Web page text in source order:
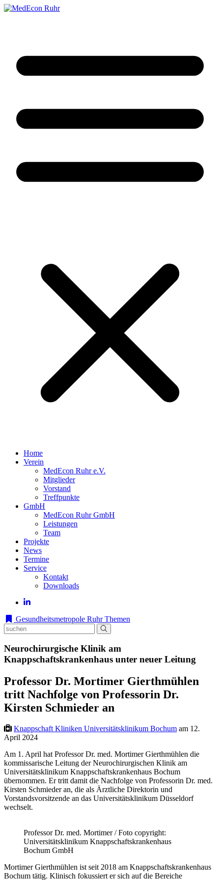
Home
Verein
MedEcon Ruhr e.V.
Mitglieder
Vorstand
Treffpunkte
GmbH
MedEcon Ruhr GmbH
Leistungen
Team
Projekte
News
Termine
Service
Kontakt
Downloads
Gesundheitsmetropole Ruhr Themen
Neurochirurgische Klinik am
Knappschaftskrankenhaus unter neuer Leitung
Professor Dr. Mortimer Gierthmühlen
tritt Nachfolge von Professorin Dr.
Kirsten Schmieder an
Knappschaft Kliniken Universitätsklinikum Bochum am 12.
April 2024
Am 1. April hat Professor Dr. med. Mortimer Gierthmühlen die
kommissarische Leitung der Neurochirurgischen Klinik am
Universitätsklinikum Knappschaftskrankenhaus Bochum
übernommen. Er tritt damit die Nachfolge von Professorin Dr. med.
Kirsten Schmieder an, die als Ärztliche Direktorin und
Vorstandsvorsitzende an das Universitätsklinikum Düsseldorf
wechselt.
Professor Dr. med. Mortimer / Foto copyright:
Universitätsklinikum Knappschaftskrankenhaus
Bochum GmbH
Mortimer Gierthmühlen ist seit 2018 am Knappschaftskrankenhaus
Bochum tätig. Klinisch fokussiert er sich auf die Bereiche